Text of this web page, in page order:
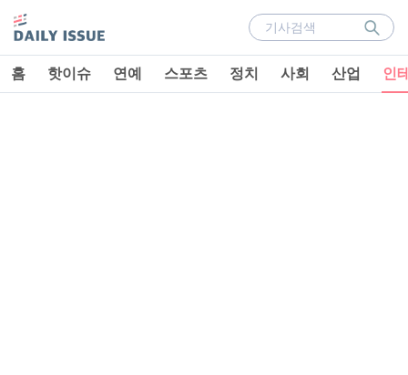
홈 핫이슈 연예 스포츠 정치 사회 산업 인